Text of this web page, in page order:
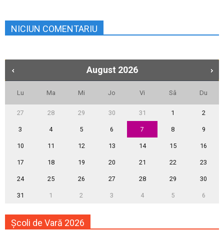
NICIUN COMENTARIU
August 2026
Lu Ma Mi Jo Vi Sâ Du
27 28 29 30 31 1 2
3 4 5 6 7 8 9
10 11 12 13 14 15 16
17 18 19 20 21 22 23
24 25 26 27 28 29 30
31 1 2 3 4 5 6
Școli de Vară 2026